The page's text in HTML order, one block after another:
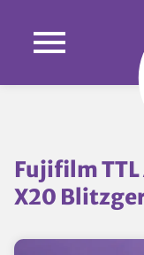
Fujifilm
X20